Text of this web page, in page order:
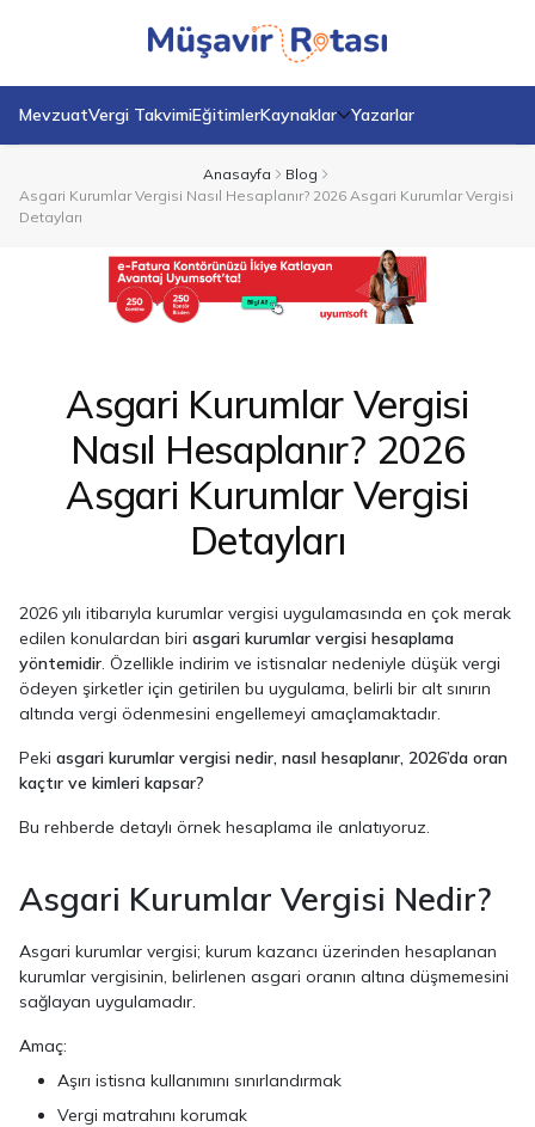
MevzuatVergi TakvimiEğitimlerKaynaklar Yazarlar
Anasayfa
Blog
Asgari Kurumlar Vergisi Nasıl Hesaplanır? 2026 Asgari Kurumlar Vergisi
Detayları
Asgari Kurumlar Vergisi
Nasıl Hesaplanır? 2026
Asgari Kurumlar Vergisi
Detayları
2026 yılı itibarıyla kurumlar vergisi uygulamasında en çok merak
edilen konulardan biri asgari kurumlar vergisi hesaplama
yöntemidir. Özellikle indirim ve istisnalar nedeniyle düşük vergi
ödeyen şirketler için getirilen bu uygulama, belirli bir alt sınırın
altında vergi ödenmesini engellemeyi amaçlamaktadır.
Peki asgari kurumlar vergisi nedir, nasıl hesaplanır, 2026’da oran
kaçtır ve kimleri kapsar?
Bu rehberde detaylı örnek hesaplama ile anlatıyoruz.
Asgari Kurumlar Vergisi Nedir?
Asgari kurumlar vergisi; kurum kazancı üzerinden hesaplanan
kurumlar vergisinin, belirlenen asgari oranın altına düşmemesini
sağlayan uygulamadır.
Amaç:
Aşırı istisna kullanımını sınırlandırmak
Vergi matrahını korumak